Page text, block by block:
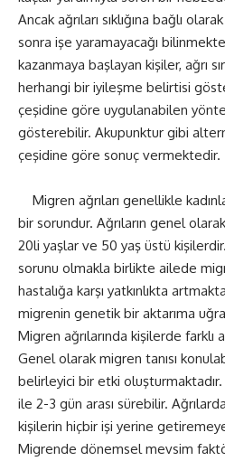
Ancak ağrıları sıklığına bağlı
sonra işe yaramayacağı
kazanmaya başlayan kişiler, ağrı
herhangi bir iyileşme belirtisi
çeşidine göre uygulanabilen
gösterebilir. Akupunktur gibi
çeşidine göre sonuç vermektedir.
Migren ağrıları genellikle
bir sorundur. Ağrıların genel
20li yaşlar ve 50 yaş üstü
sorunu olmakla birlikte ailede
hastalığa karşı yatkınlıkta
migrenin genetik bir aktarıma
Migren ağrılarında kişilerde farklı
Genel olarak migren tanısı
belirleyici bir etki
ile 2-3 gün arası sürebilir.
kişilerin hiçbir işi yerine
Migrende dönemsel mevsim